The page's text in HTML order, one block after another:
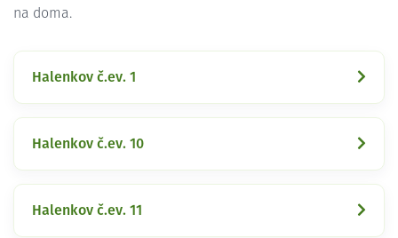
na doma.
Halenkov č.ev. 1
Halenkov č.ev. 10
Halenkov č.ev. 11